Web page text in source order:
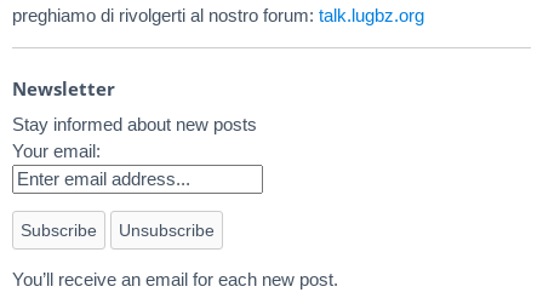
preghiamo di rivolgerti al nostro forum: talk.lugbz.org
Newsletter
Stay informed about new posts
Your email:
You’ll receive an email for each new post.